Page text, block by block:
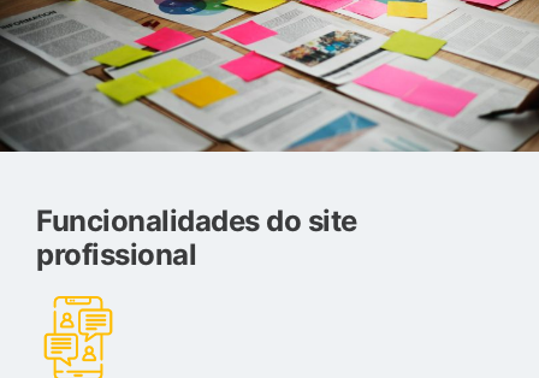
Funcionalidades do site
profissional